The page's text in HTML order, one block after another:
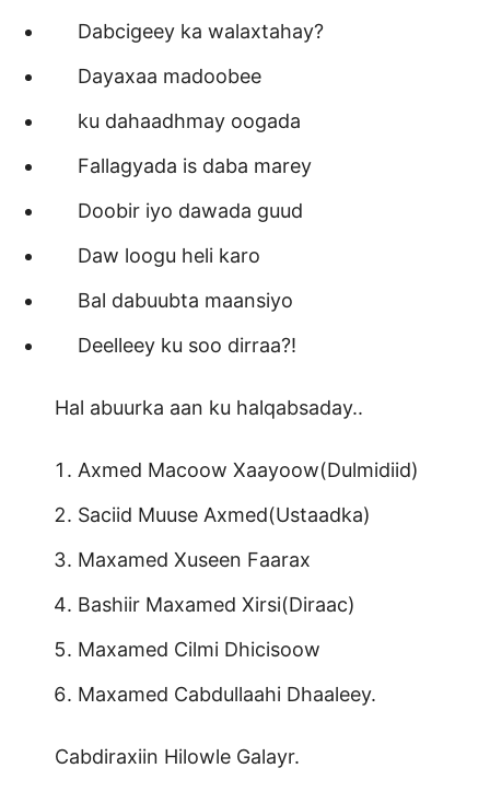
Dabcigeey ka walaxtahay?
Dayaxaa madoobee
ku dahaadhmay oogada
Fallagyada is daba marey
Doobir iyo dawada guud
Daw loogu heli karo
Bal dabuubta maansiyo
Deelleey ku soo dirraa?!
Hal abuurka aan ku halqabsaday..
Axmed Macoow Xaayoow(Dulmidiid)
Saciid Muuse Axmed(Ustaadka)
Maxamed Xuseen Faarax
Bashiir Maxamed Xirsi(Diraac)
Maxamed Cilmi Dhicisoow
Maxamed Cabdullaahi Dhaaleey.
Cabdiraxiin Hilowle Galayr.